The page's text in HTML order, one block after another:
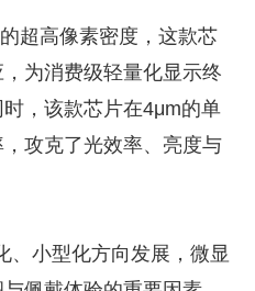
超高像素密度，这款芯
为消费级轻量化显示终
，该款芯片在4μm的单
攻克了光效率、亮度与
、小型化方向发展，微显